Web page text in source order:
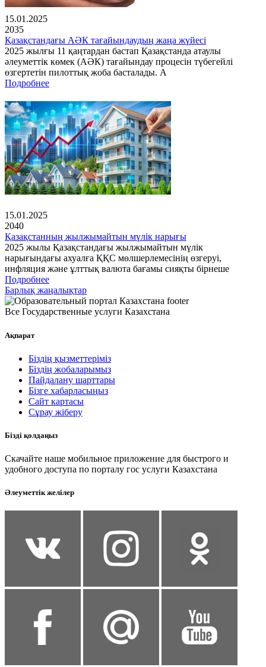
15.01.2025
2035
Қазақстандағы АӘК тағайындаудың жаңа жүйесі
2025 жылғы 11 қаңтардан бастап Қазақстанда атаулы
әлеуметтік көмек (АӘК) тағайындау процесін түбегейлі
өзгертетін пилоттық жоба басталады. А
Подробнее
15.01.2025
2040
Қазақстанның жылжымайтын мүлік нарығы
2025 жылы Қазақстандағы жылжымайтын мүлік
нарығындағы ахуалға ҚҚС мөлшерлемесінің өзгеруі,
инфляция және ұлттық валюта бағамы сияқты бірнеше
Подробнее
Барлық жаңалықтар
Все Государственные услуги Казахстана
Ақпарат
Біздің қызметтеріміз
Біздің жобаларымыз
Пайдалану шарттары
Бізге хабарласыңыз
Сайт картасы
Сұрау жіберу
Бізді қолдаңыз
Скачайте наше мобильное приложение для быстрого и
удобного доступа по порталу гос услуги Казахстана
Әлеуметтік желілер